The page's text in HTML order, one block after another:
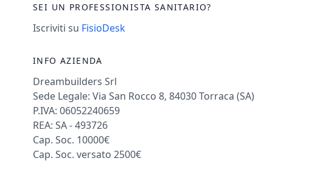
SEI UN PROFESSIONISTA SANITARIO?
Iscriviti su FisioDesk
INFO AZIENDA
Dreambuilders Srl
Sede Legale: Via San Rocco 8, 84030 Torraca (SA)
P.IVA: 06052240659
REA: SA - 493726
Cap. Soc. 10000€
Cap. Soc. versato 2500€